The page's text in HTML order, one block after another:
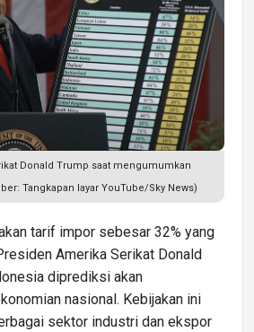
Donald Trump saat mengumumkan
Tangkapan layar YouTube/Sky News)
tarif impor sebesar 32% yang
Amerika Serikat Donald
diprediksi akan
nasional. Kebijakan ini
sektor industri dan ekspor